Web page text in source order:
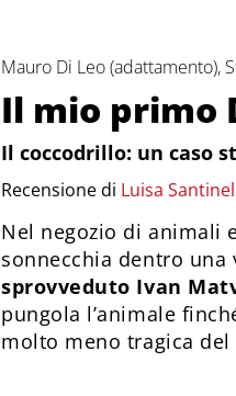
Mauro Di Leo (adattamento),
Il mio primo
Il coccodrillo: un caso
Recensione di Luisa
Nel negozio di animali
sonnecchia dentro una
sprovveduto Ivan
pungola l’animale
molto meno tragica del